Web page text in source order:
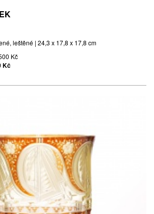
leštěné | 24,3 x 17,8 x 17,8 cm
Kč
Kč